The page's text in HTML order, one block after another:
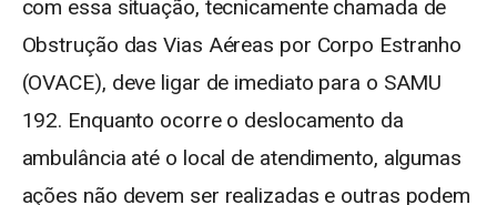
com essa situação, tecnicamente chamada de
Obstrução das Vias Aéreas por Corpo Estranho
(OVACE), deve ligar de imediato para o SAMU
192. Enquanto ocorre o deslocamento da
ambulância até o local de atendimento, algumas
ações não devem ser realizadas e outras podem